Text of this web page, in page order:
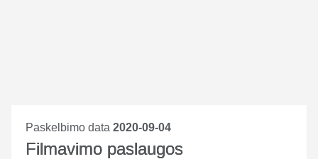
Paskelbimo data 2020-09-04
Filmavimo paslaugos